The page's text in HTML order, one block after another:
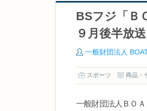
BSフジ「Ｂ
９月後半放
一般財団法人
スポーツ 商品・
一般財団法人ＢＯ